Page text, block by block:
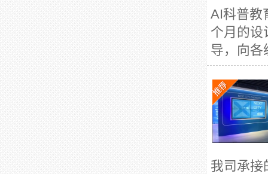
AI科普教
个月的设
导，向各
我司承接